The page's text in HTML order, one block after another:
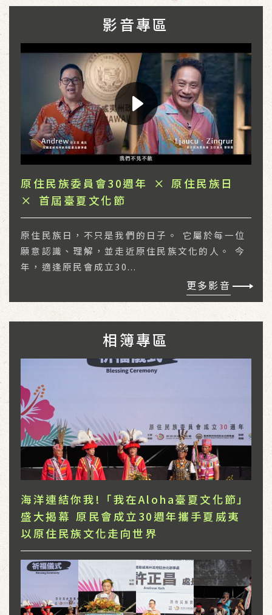
影音專區
原住民族委員會30週年 × 原住民族日
× 首屆臺夏文化節
原住民族日，不只是我們的日子。 它屬於每一位
願意認識、理解，並走近原住民族文化的人。 今
年，適逢原民會成立30...
更多影音
相簿專區
海洋連結你我!「我在Aloha臺夏文化節」
盛大揭幕 原民會成立30週年攜手夏威夷
以原住民族文化走向世界
海洋連結你我!「我在Aloha臺夏文化節」
盛大揭幕 原民會成立30週年攜手夏威夷
以原住民族文化走向世界
海洋連結你我!「我在Aloha臺夏文化節」
盛大揭幕 原民會成立30週年攜手夏威夷
以原住民族文化走向世界
海洋連結你我!「我在Aloha臺夏文化節」
盛大揭幕 原民會成立30週年攜手夏威夷
以原住民族文化走向世界
海洋連結你我!「我在Aloha臺夏文化節」
盛大揭幕 原民會成立30週年攜手夏威夷
以原住民族文化走向世界
海洋連結你我!「我在Aloha臺夏文化節」
盛大揭幕 原民會成立30週年攜手夏威夷
以原住民族文化走向世界